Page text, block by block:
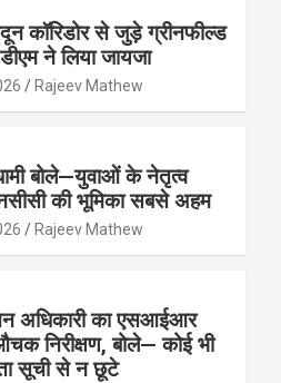
कॉरिडोर से जुड़े ग्रीनफील्ड
ने लिया जायजा
Rajeev Mathew
बोले—युवाओं के नेतृत्व
की भूमिका सबसे अहम
Rajeev Mathew
अधिकारी का एसआईआर
निरीक्षण, बोले— कोई भी
सूची से न छूटे